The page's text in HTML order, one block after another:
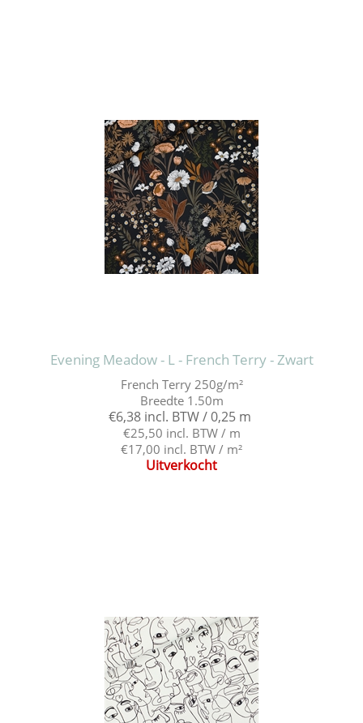
Evening Meadow - L - French Terry - Zwart
French Terry 250g/m²
Breedte 1.50m
€6,38 incl. BTW / 0,25 m
€25,50 incl. BTW / m
€17,00 incl. BTW / m²
Uitverkocht